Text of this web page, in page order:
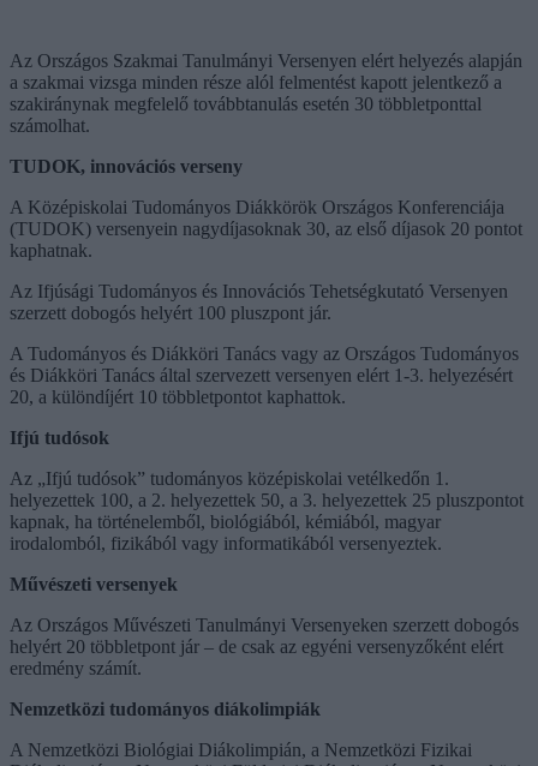
Az Országos Szakmai Tanulmányi Versenyen elért helyezés alapján
a szakmai vizsga minden része alól felmentést kapott jelentkező a
szakiránynak megfelelő továbbtanulás esetén 30 többletponttal
számolhat.
TUDOK, innovációs verseny
A Középiskolai Tudományos Diákkörök Országos Konferenciája
(TUDOK) versenyein nagydíjasoknak 30, az első díjasok 20 pontot
kaphatnak.
Az Ifjúsági Tudományos és Innovációs Tehetségkutató Versenyen
szerzett dobogós helyért 100 pluszpont jár.
A Tudományos és Diákköri Tanács vagy az Országos Tudományos
és Diákköri Tanács által szervezett versenyen elért 1-3. helyezésért
20, a különdíjért 10 többletpontot kaphattok.
Ifjú tudósok
Az „Ifjú tudósok” tudományos középiskolai vetélkedőn 1.
helyezettek 100, a 2. helyezettek 50, a 3. helyezettek 25 pluszpontot
kapnak, ha történelemből, biológiából, kémiából, magyar
irodalomból, fizikából vagy informatikából versenyeztek.
Művészeti versenyek
Az Országos Művészeti Tanulmányi Versenyeken szerzett dobogós
helyért 20 többletpont jár – de csak az egyéni versenyzőként elért
eredmény számít.
Nemzetközi tudományos diákolimpiák
A Nemzetközi Biológiai Diákolimpián, a Nemzetközi Fizikai